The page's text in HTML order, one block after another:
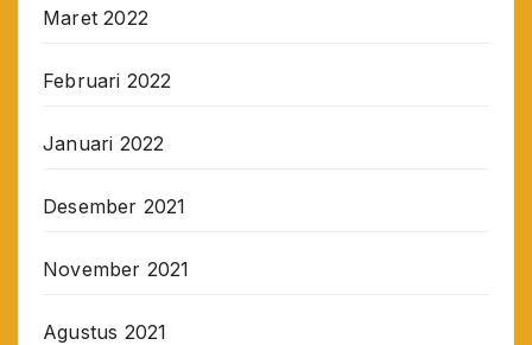
Maret 2022
Februari 2022
Januari 2022
Desember 2021
November 2021
Agustus 2021